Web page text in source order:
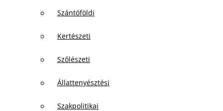
Szántóföldi
Kertészeti
Szőlészeti
Állattenyésztési
Szakpolitikai